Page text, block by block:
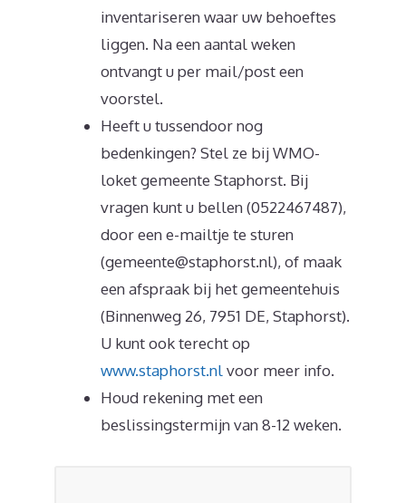
inventariseren waar uw behoeftes
liggen. Na een aantal weken
ontvangt u per mail/post een
voorstel.
Heeft u tussendoor nog
bedenkingen? Stel ze bij WMO-
loket gemeente Staphorst. Bij
vragen kunt u bellen (0522467487),
door een e-mailtje te sturen
(gemeente@staphorst.nl), of maak
een afspraak bij het gemeentehuis
(Binnenweg 26, 7951 DE, Staphorst).
U kunt ook terecht op
www.staphorst.nlvoor meer info.
Houd rekening met een
beslissingstermijn van 8-12 weken.